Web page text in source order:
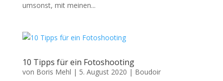
umsonst, mit meinen...
10 Tipps für ein Fotoshooting
von Boris Mehl | 5. August 2020 | Boudoir